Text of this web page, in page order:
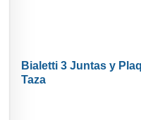
Bialetti 3 Juntas y
Taza